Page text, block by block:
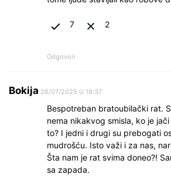
7 2
Odgovori
Bokija 26/07/2025 U 18:37
Bespotreban bratoubilački rat.
nema nikakvog smisla, ko je
to? I jedni i drugi su prebogati
mudrošću. Isto važi i za nas,
Šta nam je rat svima doneo?!
sa zapada.